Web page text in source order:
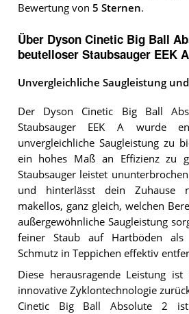
Bewertung von 5 Sternen.
Über Dyson Cinetic Big Ball
beutelloser Staubsauger EEK A
Unvergleichliche Saugleistung
Der Dyson Cinetic Big Ball
Staubsauger EEK A wurde
unvergleichliche Saugleistung zu
ein hohes Maß an Effizienz zu
Staubsauger leistet
und hinterlässt dein Zuhause
makellos, ganz gleich, welchen
außergewöhnliche Saugleistung
feiner Staub auf Hartböden
Schmutz in Teppichen effektiv
Diese herausragende Leistung
innovative Zyklontechnologie
Cinetic Big Ball Absolute 2